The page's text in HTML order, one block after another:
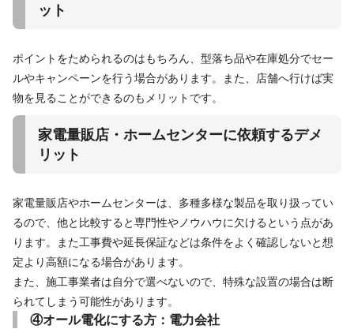
ット
ポイントをためられるのはもちろん、型落ち品や在庫処分でセー
ルやキャンペーンを行う場合があります。また、店舗へ行けば実
物を見ることができるのもメリットです。
家電量販店・ホームセンターに依頼するデメ
リット
家電量販店やホームセンターは、多種多様な製品を取り扱ってい
るので、他と比較すると専門性やノウハウに欠けるという点があ
ります。また工事費や延長保証などは条件をよく確認しないと想
定より高額になる場合があります。
また、施工事業者は自分で選べないので、特殊な設置の場合は断
られてしまう可能性があります。
④オール電化にする方：電力会社